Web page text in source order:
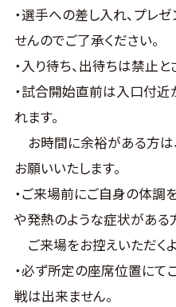
・選手への差し入れ、プレ
せんのでご了承ください。
・入り待ち、出待ちは禁止と
・試合開始直前は入口付近
れます。
お時間に余裕がある方は
お願いいたします。
・ご来場前にご自身の体調
や発熱のような症状がある
ご来場をお控えいただく
・必ず所定の座席位置にて
戦は出来ません。